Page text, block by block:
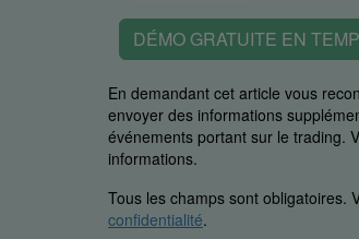
DÉMO GRATUITE EN
En demandant cet article vous
envoyer des informations
événements portant sur le trading.
informations.
Tous les champs sont obligatoires.
confidentialité.